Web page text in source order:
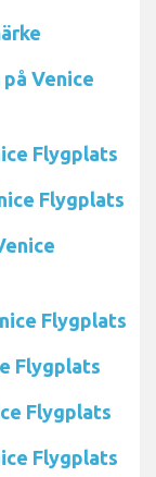
Venice
Flygplats
Flygplats
Flygplats
Flygplats
Flygplats
Flygplats